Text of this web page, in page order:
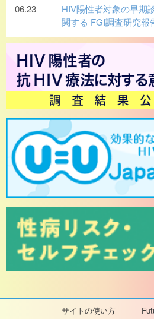
サイトの使い方
06.23
HIV陽性者対象の早期
関する FGI調査研究報